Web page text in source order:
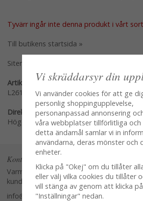
Tyvärr ingår inte denna produkt i vårt
Till butikens startsida »
Sitemap »
Artikelnummer:
L261-Y
Direktlänk:
Högerklicka och kopiera adressen
Kontakta oss
Varmt välkommen att kontakta vår
kundtjänst.
info@glasverandan.se
Vi skräddarsyr din
Vi använder cookies för att ge
personlig shoppingupplevelse,
personanpassad annonsering
våra webbplatser tillförlitliga och
detta ändamål samlar vi in
användarna, deras mönster och
enheter.
Klicka på "Okej" om du tillåter
eller välj vilka cookies du tillåter
vill stänga av genom att klicka på
"Inställningar" nedan.